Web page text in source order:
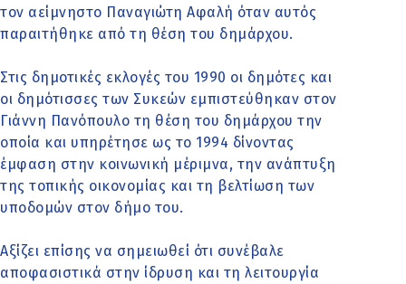
τον αείμνηστο Παναγιώτη Αφαλή όταν αυτός
παραιτήθηκε από τη θέση του δημάρχου.
Στις δημοτικές εκλογές του 1990 οι δημότες και
οι δημότισσες των Συκεών εμπιστεύθηκαν στον
Γιάννη Πανόπουλο τη θέση του δημάρχου την
οποία και υπηρέτησε ως το 1994 δίνοντας
έμφαση στην κοινωνική μέριμνα, την ανάπτυξη
της τοπικής οικονομίας και τη βελτίωση των
υποδομών στον δήμο του.
Αξίζει επίσης να σημειωθεί ότι συνέβαλε
αποφασιστικά στην ίδρυση και τη λειτουργία